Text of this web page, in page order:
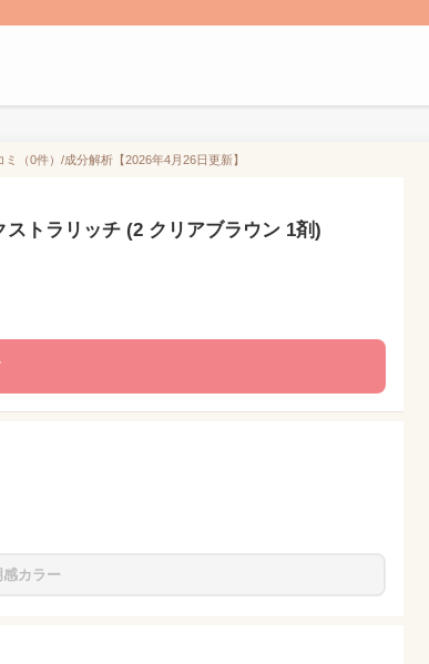
（0件）/成分解析【2026年4月26日更新】
トラリッチ (2 クリアブラウン 1剤)
感カラー